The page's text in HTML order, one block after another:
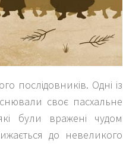
послідовників. Одні із
своє пасхальне
були вражені чудом
до невеликого